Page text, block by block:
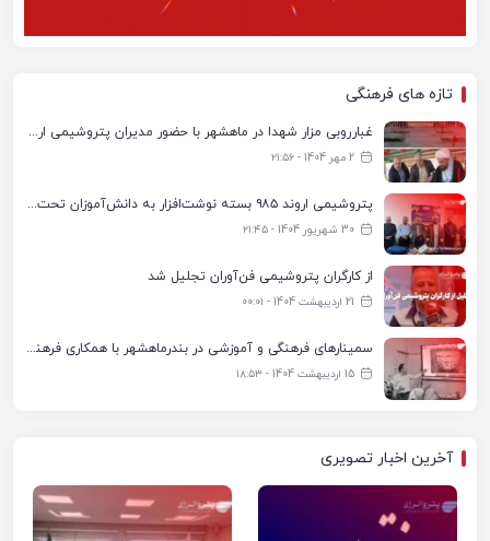
تازه های فرهنگی
غبارروبی مزار شهدا در ماهشهر با حضور مدیران پتروشیمی اروند و مسئولان شهری
2 مهر 1404 - ۲۱:۵۶
پتروشیمی اروند ۹۸۵ بسته نوشت‌افزار به دانش‌آموزان تحت پوشش کمیته امداد بندرماهشهر اهدا کرد
30 شهریور 1404 - ۲۱:۴۵
از کارگران پتروشیمی فن‌آوران تجلیل شد
21 اردیبهشت 1404 - ۰۰:۰۱
سمینارهای فرهنگی و آموزشی در بندرماهشهر با همکاری فرهنگ‌سرای پتروشیمی مارون
15 اردیبهشت 1404 - ۱۸:۵۳
آخرین اخبار تصویری